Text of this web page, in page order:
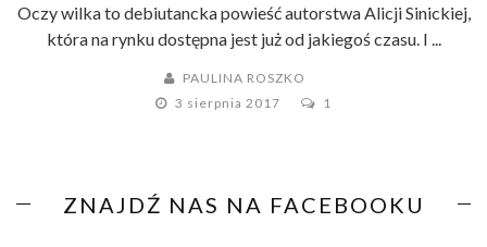
Oczy wilka to debiutancka powieść autorstwa Alicji Sinickiej,
która na rynku dostępna jest już od jakiegoś czasu. I ...
PAULINA ROSZKO
3 sierpnia 2017
1
ZNAJDŹ NAS NA FACEBOOKU